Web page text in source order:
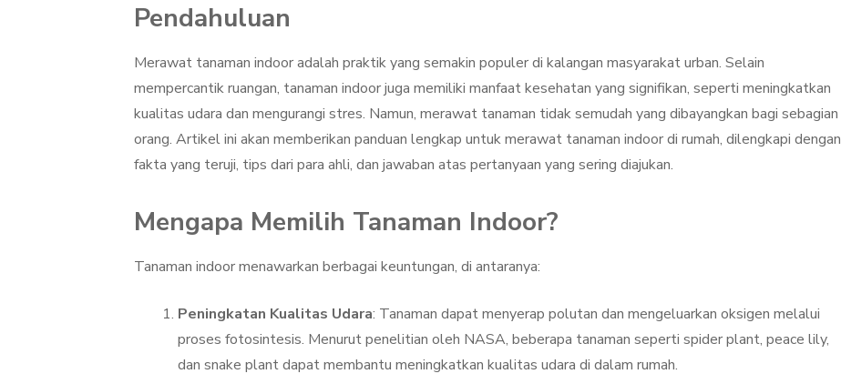
Pendahuluan
Merawat tanaman indoor adalah praktik yang semakin populer di kalangan masyarakat urban. Selain
mempercantik ruangan, tanaman indoor juga memiliki manfaat kesehatan yang signifikan, seperti meningkatkan
kualitas udara dan mengurangi stres. Namun, merawat tanaman tidak semudah yang dibayangkan bagi sebagian
orang. Artikel ini akan memberikan panduan lengkap untuk merawat tanaman indoor di rumah, dilengkapi dengan
fakta yang teruji, tips dari para ahli, dan jawaban atas pertanyaan yang sering diajukan.
Mengapa Memilih Tanaman Indoor?
Tanaman indoor menawarkan berbagai keuntungan, di antaranya:
Peningkatan Kualitas Udara: Tanaman dapat menyerap polutan dan mengeluarkan oksigen melalui
proses fotosintesis. Menurut penelitian oleh NASA, beberapa tanaman seperti spider plant, peace lily,
dan snake plant dapat membantu meningkatkan kualitas udara di dalam rumah.